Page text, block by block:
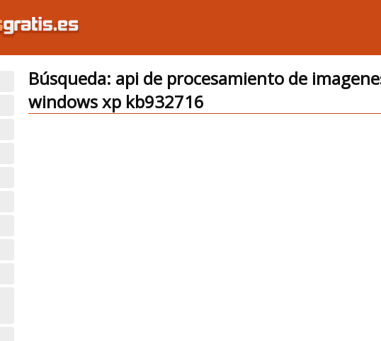
Búsqueda: api de procesamiento de
windows xp kb932716